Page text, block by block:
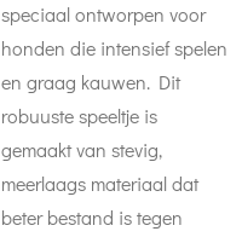
speciaal ontworpen voor
honden die intensief spelen
en graag kauwen. Dit
robuuste speeltje is
gemaakt van stevig,
meerlaags materiaal dat
beter bestand is tegen